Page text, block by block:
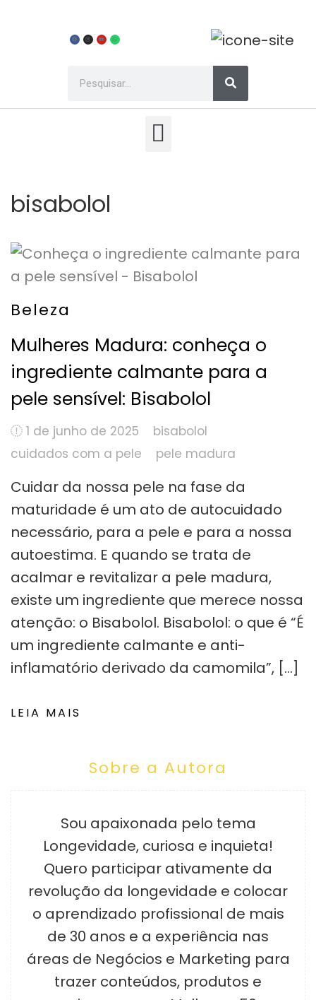
bisabolol
Beleza
Mulheres Madura: conheça o
ingrediente calmante para a
pele sensível: Bisabolol
1 de junho de 2025
bisabolol
cuidados com a pele
pele madura
Cuidar da nossa pele na fase da
maturidade é um ato de autocuidado
necessário, para a pele e para a nossa
autoestima. E quando se trata de
acalmar e revitalizar a pele madura,
existe um ingrediente que merece nossa
atenção: o Bisabolol. Bisabolol: o que é “É
um ingrediente calmante e anti-
inflamatório derivado da camomila”, […]
LEIA MAIS
Sobre a Autora
Sou apaixonada pelo tema
Longevidade, curiosa e inquieta!
Quero participar ativamente da
revolução da longevidade e colocar
o aprendizado profissional de mais
de 30 anos e a experiência nas
áreas de Negócios e Marketing para
trazer conteúdos, produtos e